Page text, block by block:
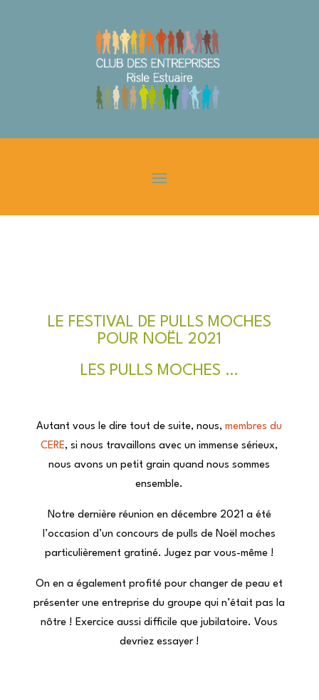
LE FESTIVAL DE PULLS MOCHES
POUR NOËL 2021
LES PULLS MOCHES …
Autant vous le dire tout de suite, nous,membres du
CERE, si nous travaillons avec un immense sérieux,
nous avons un petit grain quand nous sommes
ensemble.
Notre dernière réunion en décembre 2021 a été
l’occasion d’un concours de pulls de Noël moches
particulièrement gratiné. Jugez par vous-même !
On en a également profité pour changer de peau et
présenter une entreprise du groupe qui n’était pas la
nôtre ! Exercice aussi difficile que jubilatoire. Vous
devriez essayer !